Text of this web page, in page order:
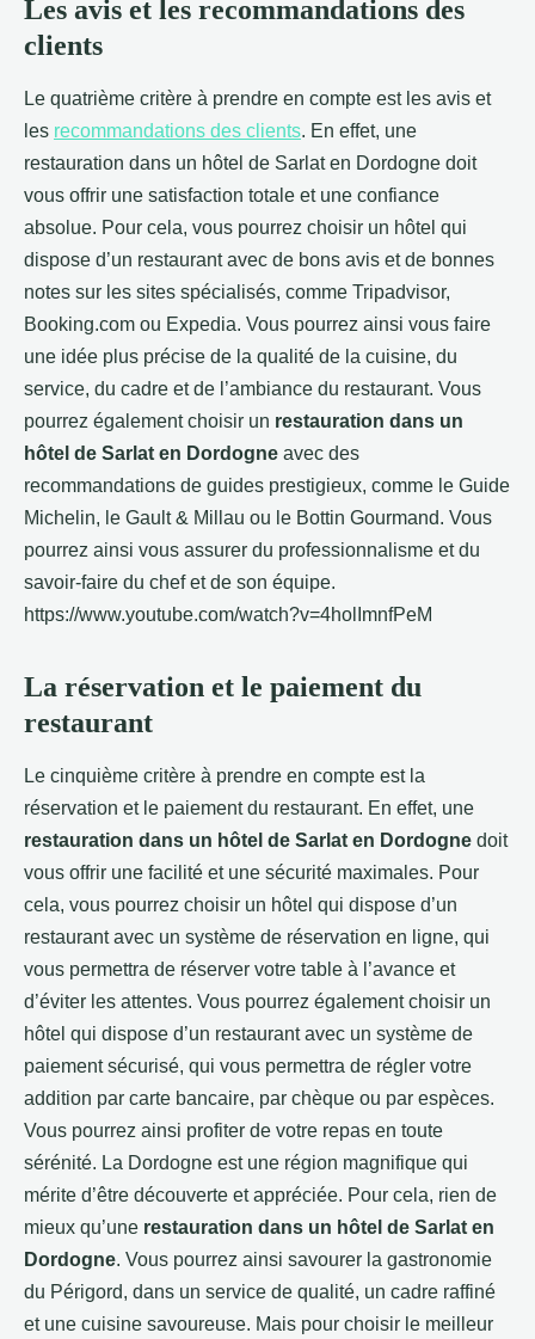
Les avis et les recommandations des
clients
Le quatrième critère à prendre en compte est les avis et
les recommandations des clients. En effet, une
restauration dans un hôtel de Sarlat en Dordogne doit
vous offrir une satisfaction totale et une confiance
absolue. Pour cela, vous pourrez choisir un hôtel qui
dispose d’un restaurant avec de bons avis et de bonnes
notes sur les sites spécialisés, comme Tripadvisor,
Booking.com ou Expedia. Vous pourrez ainsi vous faire
une idée plus précise de la qualité de la cuisine, du
service, du cadre et de l’ambiance du restaurant. Vous
pourrez également choisir un restauration dans un
hôtel de Sarlat en Dordogne avec des
recommandations de guides prestigieux, comme le Guide
Michelin, le Gault & Millau ou le Bottin Gourmand. Vous
pourrez ainsi vous assurer du professionnalisme et du
savoir-faire du chef et de son équipe.
https://www.youtube.com/watch?v=4holImnfPeM
La réservation et le paiement du
restaurant
Le cinquième critère à prendre en compte est la
réservation et le paiement du restaurant. En effet, une
restauration dans un hôtel de Sarlat en Dordogne doit
vous offrir une facilité et une sécurité maximales. Pour
cela, vous pourrez choisir un hôtel qui dispose d’un
restaurant avec un système de réservation en ligne, qui
vous permettra de réserver votre table à l’avance et
d’éviter les attentes. Vous pourrez également choisir un
hôtel qui dispose d’un restaurant avec un système de
paiement sécurisé, qui vous permettra de régler votre
addition par carte bancaire, par chèque ou par espèces.
Vous pourrez ainsi profiter de votre repas en toute
sérénité. La Dordogne est une région magnifique qui
mérite d’être découverte et appréciée. Pour cela, rien de
mieux qu’une restauration dans un hôtel de Sarlat en
Dordogne. Vous pourrez ainsi savourer la gastronomie
du Périgord, dans un service de qualité, un cadre raffiné
et une cuisine savoureuse. Mais pour choisir le meilleur